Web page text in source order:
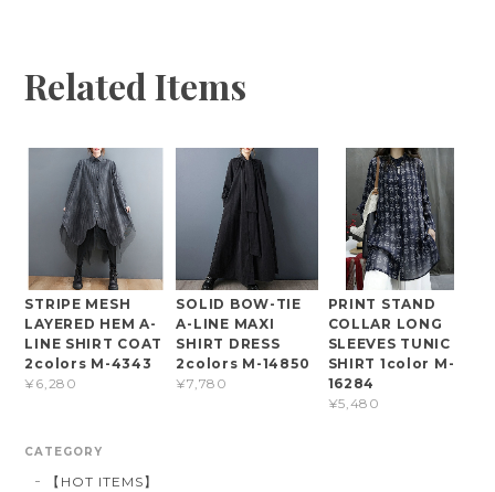
Related Items
STRIPE MESH
LAYERED HEM A-
LINE SHIRT COAT
2colors M-4343
¥6,280
SOLID BOW-TIE
A-LINE MAXI
SHIRT DRESS
2colors M-14850
¥7,780
PRINT STAND
COLLAR LONG
SLEEVES TUNIC
SHIRT 1color M-
16284
¥5,480
CATEGORY
【HOT ITEMS】